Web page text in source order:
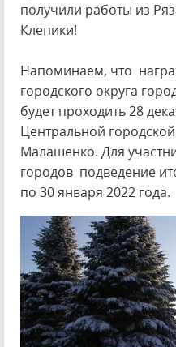
получили работы из
Клепики!
Напоминаем, что
городского округа
будет проходить 28
Центральной
Малашенко. Для
городов подведение
по 30 января 2022 года.